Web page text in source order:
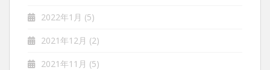
2022年1月 (5)
2021年12月 (2)
2021年11月 (5)